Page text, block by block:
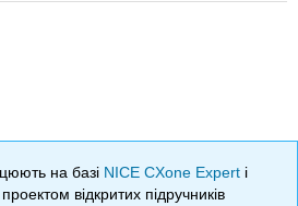
на базі NICE CXone Expert і
відкритих підручників